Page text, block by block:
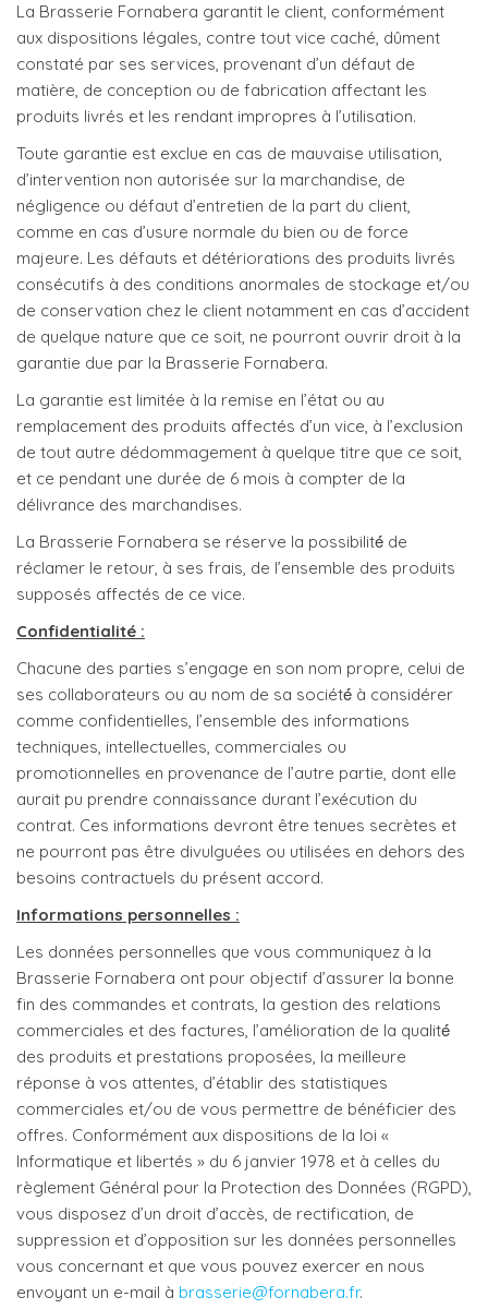
La Brasserie Fornabera garantit le client, conformément
aux dispositions légales, contre tout vice caché, dûment
constaté par ses services, provenant d’un défaut de
matière, de conception ou de fabrication affectant les
produits livrés et les rendant impropres à l’utilisation.
Toute garantie est exclue en cas de mauvaise utilisation,
d’intervention non autorisée sur la marchandise, de
négligence ou défaut d’entretien de la part du client,
comme en cas d’usure normale du bien ou de force
majeure. Les défauts et détériorations des produits livrés
consécutifs à des conditions anormales de stockage et/ou
de conservation chez le client notamment en cas d’accident
de quelque nature que ce soit, ne pourront ouvrir droit à la
garantie due par la Brasserie Fornabera.
La garantie est limitée à la remise en l’état ou au
remplacement des produits affectés d’un vice, à l’exclusion
de tout autre dédommagement à quelque titre que ce soit,
et ce pendant une durée de 6 mois à compter de la
délivrance des marchandises.
La Brasserie Fornabera se réserve la possibilité́ de
réclamer le retour, à ses frais, de l’ensemble des produits
supposés affectés de ce vice.
Confidentialité :
Chacune des parties s’engage en son nom propre, celui de
ses collaborateurs ou au nom de sa société́ à considérer
comme confidentielles, l’ensemble des informations
techniques, intellectuelles, commerciales ou
promotionnelles en provenance de l’autre partie, dont elle
aurait pu prendre connaissance durant l’exécution du
contrat. Ces informations devront être tenues secrètes et
ne pourront pas être divulguées ou utilisées en dehors des
besoins contractuels du présent accord.
Informations personnelles :
Les données personnelles que vous communiquez à la
Brasserie Fornabera ont pour objectif d’assurer la bonne
fin des commandes et contrats, la gestion des relations
commerciales et des factures, l’amélioration de la qualité́
des produits et prestations proposées, la meilleure
réponse à vos attentes, d’établir des statistiques
commerciales et/ou de vous permettre de bénéficier des
offres. Conformément aux dispositions de la loi «
Informatique et libertés » du 6 janvier 1978 et à celles du
règlement Général pour la Protection des Données (RGPD),
vous disposez d’un droit d’accès, de rectification, de
suppression et d’opposition sur les données personnelles
vous concernant et que vous pouvez exercer en nous
envoyant un e-mail à brasserie@fornabera.fr.